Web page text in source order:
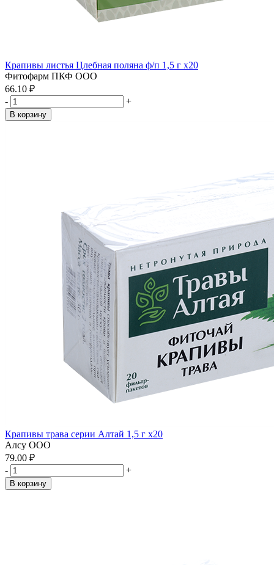
Крапивы листья Цлебная поляна ф/п 1,5 г x20
Фитофарм ПКФ ООО
66.10 ₽
-
+
В корзину
Крапивы трава серии Алтай 1,5 г x20
Алсу ООО
79.00 ₽
-
+
В корзину